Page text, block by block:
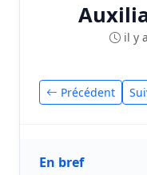
il y
Précédent
En bref